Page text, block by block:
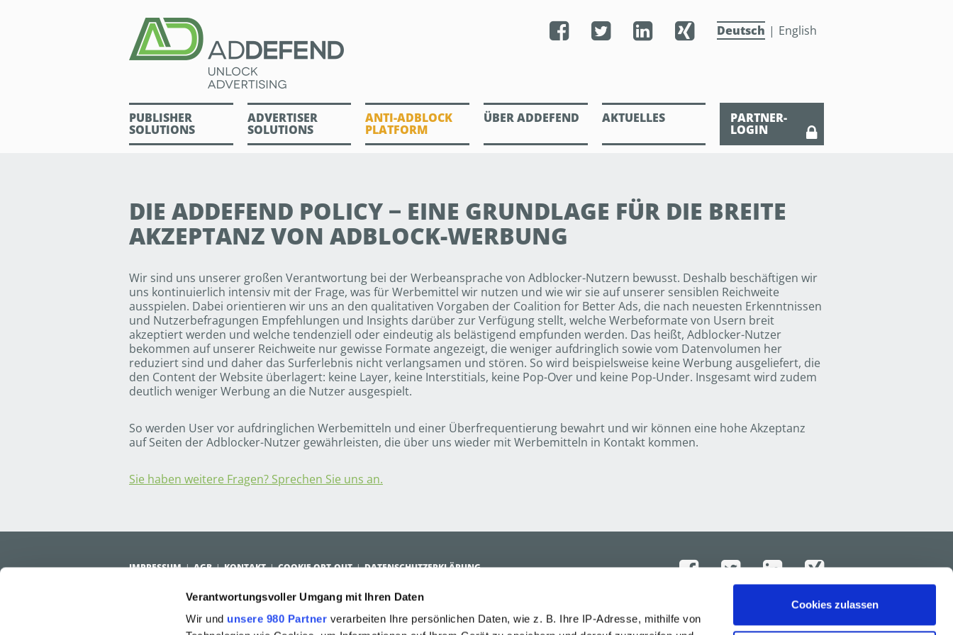
Verantwortungsvoller Umgang mit Ihren Daten
Wir und unsere 980 Partner verarbeiten Ihre persönlichen Daten, wie z. B. Ihre IP-Adresse, mithilfe von
Cookies zulassen
Deutsch English
PUBLISHER
SOLUTIONS
ADVERTISER
SOLUTIONS
ANTI-ADBLOCK
PLATFORM
ÜBER ADDEFEND AKTUELLES PARTNER-
LOGIN
DIE ADDEFEND POLICY − EINE GRUNDLAGE FÜR DIE BREITE
AKZEPTANZ VON ADBLOCK-WERBUNG
Wir sind uns unserer großen Verantwortung bei der Werbeansprache von Adblocker-Nutzern bewusst. Deshalb beschäftigen wir
uns kontinuierlich intensiv mit der Frage, was für Werbemittel wir nutzen und wie wir sie auf unserer sensiblen Reichweite
ausspielen. Dabei orientieren wir uns an den qualitativen Vorgaben der Coalition for Better Ads, die nach neuesten Erkenntnissen
und Nutzerbefragungen Empfehlungen und Insights darüber zur Verfügung stellt, welche Werbeformate von Usern breit
akzeptiert werden und welche tendenziell oder eindeutig als belästigend empfunden werden. Das heißt, Adblocker-Nutzer
bekommen auf unserer Reichweite nur gewisse Formate angezeigt, die weniger aufdringlich sowie vom Datenvolumen her
reduziert sind und daher das Surferlebnis nicht verlangsamen und stören. So wird beispielsweise keine Werbung ausgeliefert, die
den Content der Website überlagert: keine Layer, keine Interstitials, keine Pop-Over und keine Pop-Under. Insgesamt wird zudem
deutlich weniger Werbung an die Nutzer ausgespielt.
So werden User vor aufdringlichen Werbemitteln und einer Überfrequentierung bewahrt und wir können eine hohe Akzeptanz
auf Seiten der Adblocker-Nutzer gewährleisten, die über uns wieder mit Werbemitteln in Kontakt kommen.
Sie haben weitere Fragen? Sprechen Sie uns an.
IMPRESSUM AGB KONTAKT COOKIE OPT-OUT DATENSCHUTZERKLÄRUNG
Lösungen für Publisher
Vorteile für Advertiser
Cases
Vorteile der Reichweite
Technologie
Management
Newsletter